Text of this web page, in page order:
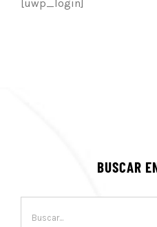
[uwp_login]
BUSCAR